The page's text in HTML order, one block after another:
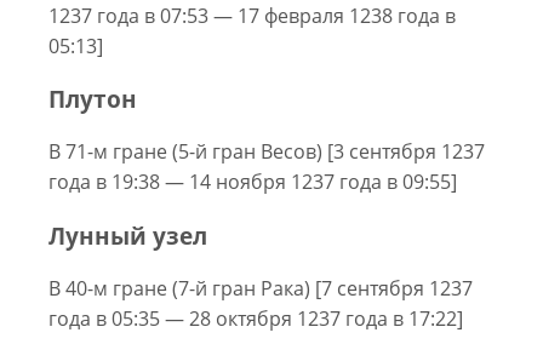
1237 года в 07:53 — 17 февраля 1238 года в
05:13]
Плутон
В 71-м гране (5-й гран Весов) [3 сентября 1237
года в 19:38 — 14 ноября 1237 года в 09:55]
Лунный узел
В 40-м гране (7-й гран Рака) [7 сентября 1237
года в 05:35 — 28 октября 1237 года в 17:22]